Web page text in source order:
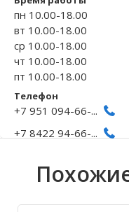
Волгоградская
Кировоградская
Восточно-
Архангельское
пн 10.00-18.00
вт 10.00-18.00
ср 10.00-18.00
чт 10.00-18.00
пт 10.00-18.00
Телефон
+7 951 094-66-...
+7 8422 94-66-...